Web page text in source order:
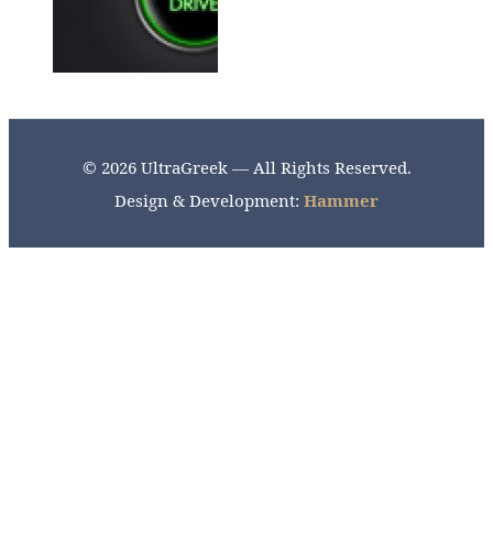
© 2026 UltraGreek — All Rights Reserved.
Design & Development: Hammer